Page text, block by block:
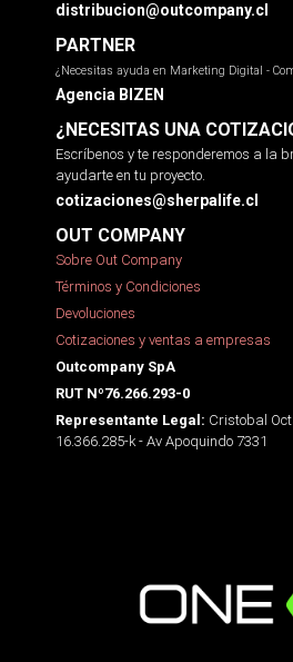
distribucion@outcompany.cl
PARTNER
¿Necesitas ayuda en Marketing Digital -
Agencia BIZEN
¿NECESITAS UNA
Escríbenos y te responderemos a la
ayudarte en tu proyecto.
cotizaciones@sherpalife.cl
OUT COMPANY
Sobre Out Company
Términos y Condiciones
Devoluciones
Cotizaciones y ventas a empresas
Outcompany SpA
RUT Nº76.266.293-0
Representante Legal: Cristobal
16.366.285-k - Av Apoquindo 7331